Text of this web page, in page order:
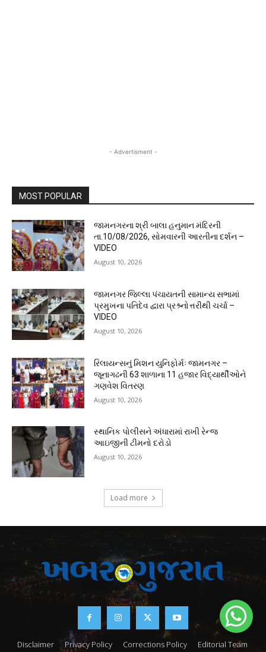
- Advertisment -
MOST POPULAR
જામનગરના શ્રી બાલા હનુમાન મંદિરની
તા.10/08/2026, સોમવારની આરતીના દર્શન –
VIDEO
August 10, 2026
જામનગર જિલ્લા પંચાયતની સામાન્ય સભામાં
પ્રમુખના પતિદેવ દ્વારા પ્રશ્ર્નોત્તરીથી ચર્ચા –
VIDEO
August 10, 2026
રિલાયન્સનું મિશન યુનિફોર્મઃ જામનગર –
જૂનાગઢની 63 શાળાના 11 હજાર વિદ્યાર્થીઓને
ગણવેશ વિતરણ
August 10, 2026
સ્થાનિક પોલીસને અંધારામાં રાખી રેન્જ
આઇજીની ટીમનો દરોડો
August 10, 2026
Load more
Disclaimer Privacy Policy Corrections Policy Editorial Team